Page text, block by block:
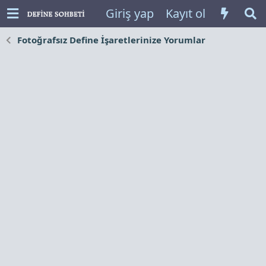
Giriş yap Kayıt ol
Fotoğrafsız Define İşaretlerinize Yorumlar